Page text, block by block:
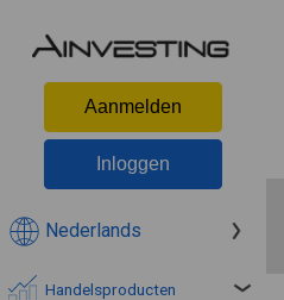
Aanmelden
Inloggen
Nederlands
Handelsproducten